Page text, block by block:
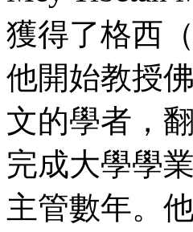
獲得了格西
他開始教授
文的學者，
完成大學學
主管數年。